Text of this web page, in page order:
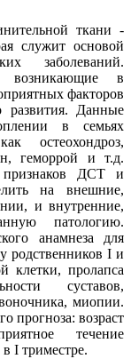
ткани -
служит основой
заболеваний.
возникающие в
факторов
развития. Данные
в семьях
остеохондроз,
геморрой и т.д.
признаков ДСТ и
на внешние,
и внутренние,
патологию.
анамнеза для
родственников I и
клетки, пролапса
суставов,
миопии.
прогноза: возраст
течение
I триместре.